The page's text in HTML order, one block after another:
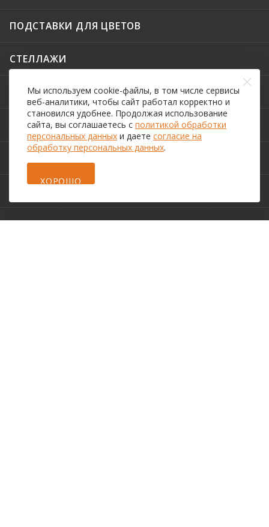
Мы используем cookie-файлы, в том числе сервисы
веб-аналитики, чтобы сайт работал корректно и
становился удобнее. Продолжая использование
сайта, вы соглашаетесь с политикой обработки
персональных данных и даете согласие на
обработку персональных данных.
ХОРОШО
ПОДСТАВКИ ДЛЯ ЦВЕТОВ
СТЕЛЛАЖИ
ТАБУРЕТЫ
ЭТАЖЕРКИ
КОНТАКТЫ